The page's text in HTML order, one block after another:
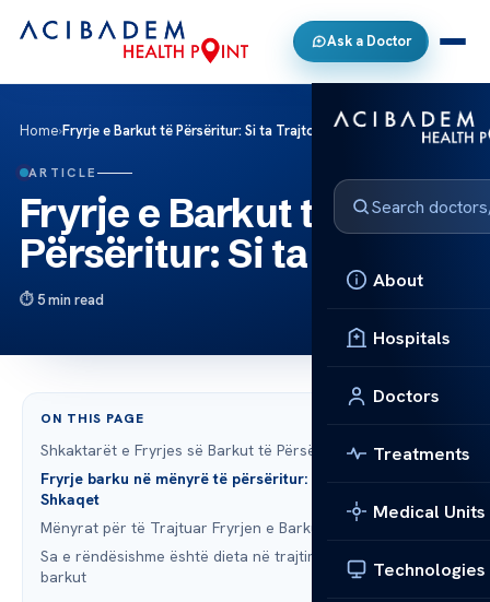
Ask a Doctor
About
Hospitals
Doctors
Treatments
Medical Units
Technologies
Home›Fryrje e Barkut të Përsëritur: Si ta Trajtoni
ARTICLE
Fryrje e Barkut të
Përsëritur: Si ta Trajtoni
5 min read
ON THIS PAGE
Shkaktarët e Fryrjes së Barkut të Përsëritur
Fryrje barku në mënyrë të përsëritur: Simptomat dhe
Shkaqet
Mënyrat për të Trajtuar Fryrjen e Barkut
Sa e rëndësishme është dieta në trajtimin e fryrjes së
barkut